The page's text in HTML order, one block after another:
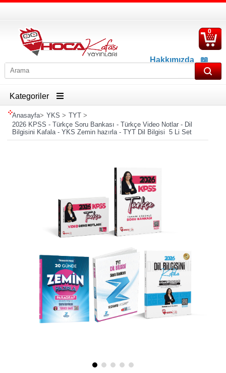
Hakkımızda
📖
İletişim
0
Kategoriler
Anasayfa> YKS > TYT>
2026 KPSS - Türkçe Soru Bankası - Türkçe Video Notlar - Dil
Bilgisini Kafala - YKS Zemin hazırla - TYT Dil Bilgisi 5 Li Set